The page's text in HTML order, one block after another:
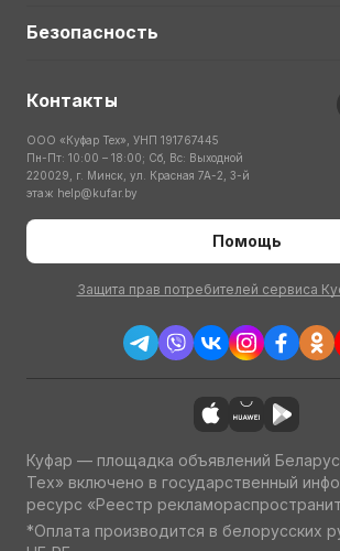
Безопасность
Контакты
ООО «Куфар Тех», УНП 191767445
Пн-Пт: 10:00 – 18:00; Сб, Вс: Выходной
220029, г. Минск, ул. Красная 7А-2, 3-й
этаж help@kufar.by
Помощь
Защита прав потребителей сервиса
Куфар — площадка объявлений
Тех» включено в государственный
ресурс «Реестр
*Оплата производится в белорусских